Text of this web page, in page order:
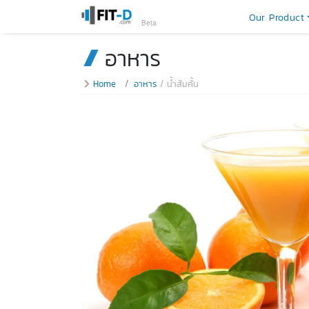
Our Product
Beta
อาหาร
Home อาหาร น้ำส้มคั้น